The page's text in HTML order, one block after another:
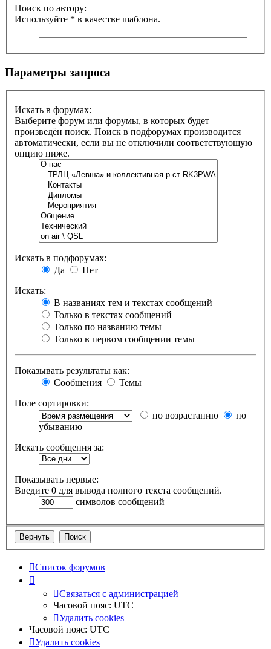
Поиск по автору:
Используйте * в качестве шаблона.
Параметры запроса
Искать в форумах:
Выберите форум или форумы, в которых будет
произведён поиск. Поиск в подфорумах производится
автоматически, если вы не отключили соответствующую
опцию ниже.
Искать в подфорумах:
Да
Нет
Искать:
В названиях тем и текстах сообщений
Только в текстах сообщений
Только по названию темы
Только в первом сообщении темы
Показывать результаты как:
Сообщения
Темы
Поле сортировки:
по возрастанию
по
убыванию
Искать сообщения за:
Показывать первые:
Введите 0 для вывода полного текста сообщений.
символов сообщений
Список форумов
Связаться с администрацией
Часовой пояс: UTC
Удалить cookies
Часовой пояс: UTC
Удалить cookies